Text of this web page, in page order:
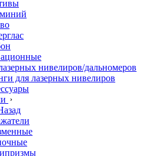
нивелиров/дальномеров
для лазерных нивелиров